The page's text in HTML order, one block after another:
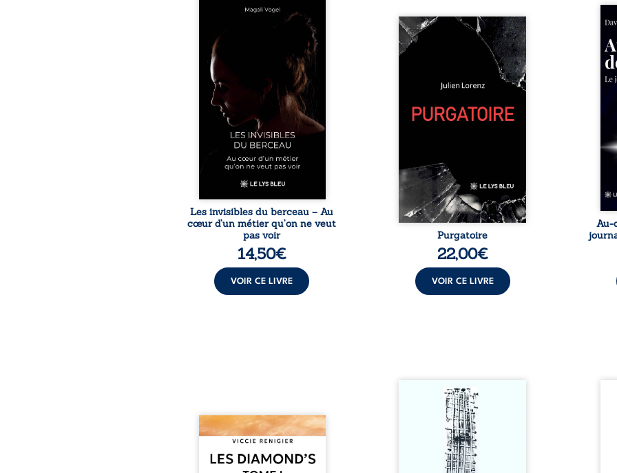
Qui prend soin de celles et
ceux auxquels nous confions
nos enfants ? Derrière la
douceur apparente des
maisons d’accueil se joue une
réalité que nul ne soupçonne :
rémunérations dérisoires,
solitude, épuisement,
responsabilités écrasantes… À
travers des témoignages
saisissants et sa propre
expérience, Magali Vogel lève
le voile sur les coulisses d’une ...
Les invisibles du berceau – Au
cœur d’un métier qu’on ne veut
pas voir
14,50€
VOIR CE LIVRE
Vingt années d’écriture, de
blessures, d’émotions et de
pensées se rencontrent dans
ce recueil profondément
intime. Entre nouvelles
autobiographiques, poèmes
philosophiques, chaque texte
ouvre une porte sur
être choisie au hasard, comme
une rencontre inattendue sur
le chemin de la vie. ...
Purgatoire
22,00€
VOIR CE LIVRE
Né
la
ses
prix
les
Au-
Revenge est à la tête des
Diamond’s, un clan de motards
aussi réputé et respecté que
redouté dans tout le pays. Rien
Sommes-nous vraiment libres
si chacun de nos actes s’inscrit
dans une chaîne de causes ? À
travers une confrontation
entre les pensées d’Emmanuel
Kant et de Donald Davidson,
cet essai explore les liens entre
Je